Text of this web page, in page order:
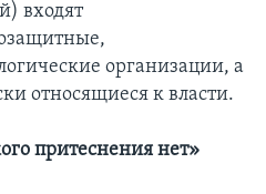
входят
организации, а
относящиеся к власти.
притеснения нет»